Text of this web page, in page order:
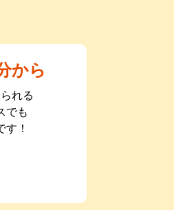
から
れる
でも
す！